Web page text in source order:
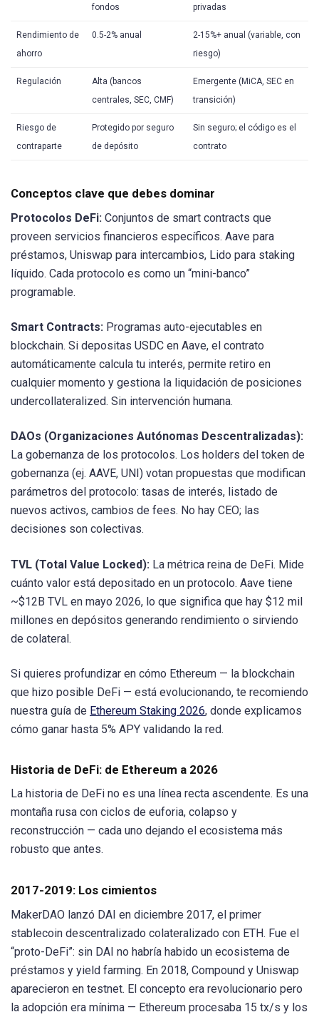
fondos
privadas
Rendimiento de
ahorro
0.5-2% anual
2-15%+ anual (variable, con
riesgo)
Regulación
Alta (bancos
centrales, SEC, CMF)
Emergente (MiCA, SEC en
transición)
Riesgo de
contraparte
Protegido por seguro
de depósito
Sin seguro; el código es el
contrato
Conceptos clave que debes dominar
Protocolos DeFi: Conjuntos de smart contracts que
proveen servicios financieros específicos. Aave para
préstamos, Uniswap para intercambios, Lido para staking
líquido. Cada protocolo es como un “mini-banco”
programable.
Smart Contracts: Programas auto-ejecutables en
blockchain. Si depositas USDC en Aave, el contrato
automáticamente calcula tu interés, permite retiro en
cualquier momento y gestiona la liquidación de posiciones
undercollateralized. Sin intervención humana.
DAOs (Organizaciones Autónomas Descentralizadas):
La gobernanza de los protocolos. Los holders del token de
gobernanza (ej. AAVE, UNI) votan propuestas que modifican
parámetros del protocolo: tasas de interés, listado de
nuevos activos, cambios de fees. No hay CEO; las
decisiones son colectivas.
TVL (Total Value Locked): La métrica reina de DeFi. Mide
cuánto valor está depositado en un protocolo. Aave tiene
~$12B TVL en mayo 2026, lo que significa que hay $12 mil
millones en depósitos generando rendimiento o sirviendo
de colateral.
Si quieres profundizar en cómo Ethereum — la blockchain
que hizo posible DeFi — está evolucionando, te recomiendo
nuestra guía de Ethereum Staking 2026, donde explicamos
cómo ganar hasta 5% APY validando la red.
Historia de DeFi: de Ethereum a 2026
La historia de DeFi no es una línea recta ascendente. Es una
montaña rusa con ciclos de euforia, colapso y
reconstrucción — cada uno dejando el ecosistema más
robusto que antes.
2017-2019: Los cimientos
MakerDAO lanzó DAI en diciembre 2017, el primer
stablecoin descentralizado colateralizado con ETH. Fue el
“proto-DeFi”: sin DAI no habría habido un ecosistema de
préstamos y yield farming. En 2018, Compound y Uniswap
aparecieron en testnet. El concepto era revolucionario pero
la adopción era mínima — Ethereum procesaba 15 tx/s y los